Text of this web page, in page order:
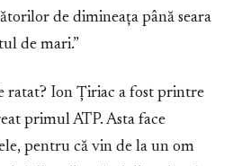
de dimineața până seara
de mari.”
ratat? Ion Țiriac a fost printre
primul ATP. Asta face
pentru că vin de la un om